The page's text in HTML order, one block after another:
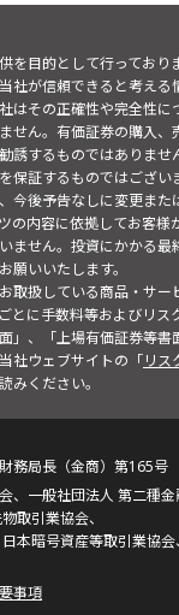
を目的として行っておりま
社が信頼できると考える
はその正確性や完全性に
せん。有価証券の購入、
誘するものではありま
保証するものではござい
今後予告なしに変更また
の内容に依拠してお客様
ません。投資にかかる最
願いいたします。
取扱している商品・サー
とに手数料等およびリス
」、「上場有価証券等
社ウェブサイトの「リス
みください。
務局長（金商）第165号
、一般社団法人 第二種
取引業協会、
本暗号資産等取引業協
事項